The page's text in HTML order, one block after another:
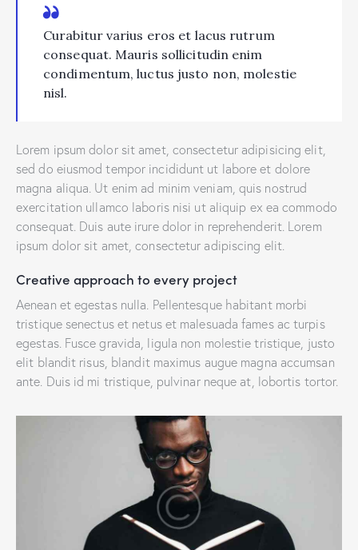
Curabitur varius eros et lacus rutrum
consequat. Mauris sollicitudin enim
condimentum, luctus justo non, molestie
nisl.
Lorem ipsum dolor sit amet, consectetur adipisicing elit,
sed do eiusmod tempor incididunt ut labore et dolore
magna aliqua. Ut enim ad minim veniam, quis nostrud
exercitation ullamco laboris nisi ut aliquip ex ea commodo
consequat. Duis aute irure dolor in reprehenderit. Lorem
ipsum dolor sit amet, consectetur adipiscing elit.
Creative approach to every project
Aenean et egestas nulla. Pellentesque habitant morbi
tristique senectus et netus et malesuada fames ac turpis
egestas. Fusce gravida, ligula non molestie tristique, justo
elit blandit risus, blandit maximus augue magna accumsan
ante. Duis id mi tristique, pulvinar neque at, lobortis tortor.